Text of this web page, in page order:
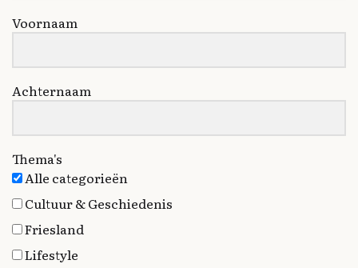
Voornaam
Achternaam
Thema's
Alle categorieën
Cultuur & Geschiedenis
Friesland
Lifestyle